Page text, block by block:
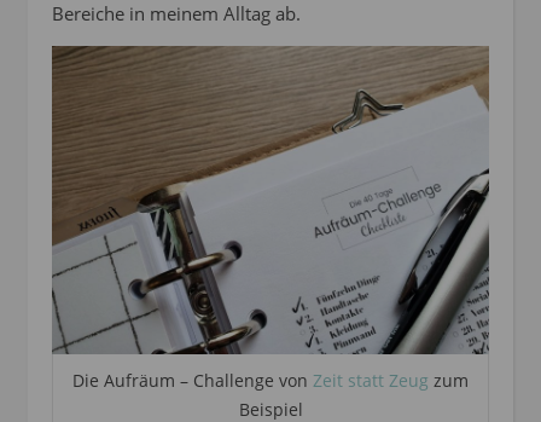
Bereiche in meinem Alltag ab.
Die Aufräum – Challenge von Zeit statt Zeug zum
Beispiel